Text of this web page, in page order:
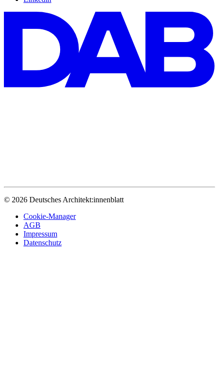
© 2026 Deutsches Architekt:innenblatt
Cookie-Manager
AGB
Impressum
Datenschutz